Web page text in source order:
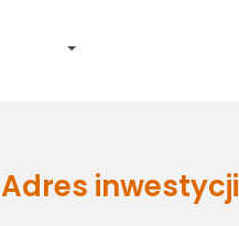
Adres inwestycji